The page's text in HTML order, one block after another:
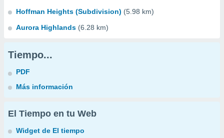
Hoffman Heights (Subdivision) (5.98 km)
Aurora Highlands (6.28 km)
Tiempo...
PDF
Más información
El Tiempo en tu Web
Widget de El tiempo